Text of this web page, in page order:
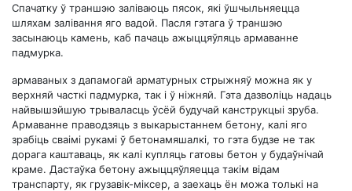
Спачатку ў траншэю заліваюць пясок, які ўшчыльняецца
шляхам залівання яго вадой. Пасля гэтага ў траншэю
засынаюць камень, каб пачаць ажыццяўляць армаванне
падмурка.
армаваных з дапамогай арматурных стрыжняў можна як у
верхняй часткі падмурка, так і ў ніжняй. Гэта дазволіць надаць
найвышэйшую трываласць ўсёй будучай канструкцыі зруба.
Армаванне праводзяць з выкарыстаннем бетону, калі яго
зрабіць сваімі рукамі ў бетонамяшалкі, то гэта будзе не так
дорага каштаваць, як калі купляць гатовы бетон у будаўнічай
краме. Дастаўка бетону ажыццяўляецца такім відам
транспарту, як грузавік-міксер, а заехаць ён можа толькі на